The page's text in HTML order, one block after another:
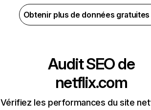
Obtenir plus de données
Audit SEO de
netflix.com
Vérifiez les performances du site